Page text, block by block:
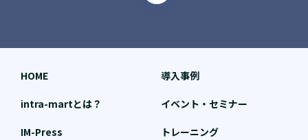
HOME
intra-martとは？
IM-Press
導入事例
イベント・セミナー
トレーニング